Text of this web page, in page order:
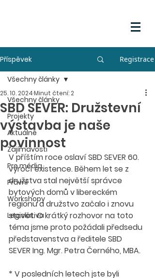
Příspěvek Registrace
Všechny články
Projekty
Aktuálně
Zajímavosti
Pro média
Právní
Workshopy
Legislativa
Všechny články
SBD SEVER: Družstevní
výstavba je naše
povinnost
25. 10. 2024Minut čtení: 2
V příštím roce oslaví SBD SEVER 60.
výročí existence. Během let se z
družstva stal největší správce
bytových domů v libereckém
regionu a družstvo začalo i znovu
stavět. O krátký rozhovor na toto
téma jsme proto požádali předsedu
představenstva a ředitele SBD
SEVER Ing. Mgr. Petra Černého, MBA.
* V posledních letech jste byli